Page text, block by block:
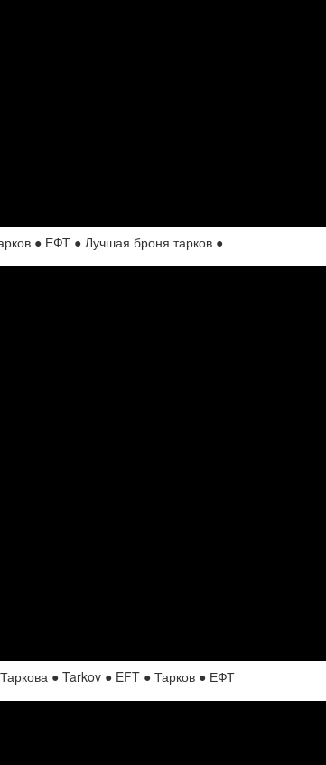
● ЕФТ ● Лучшая броня тарков ●
● Tarkov ● EFT ● Тарков ● ЕФТ